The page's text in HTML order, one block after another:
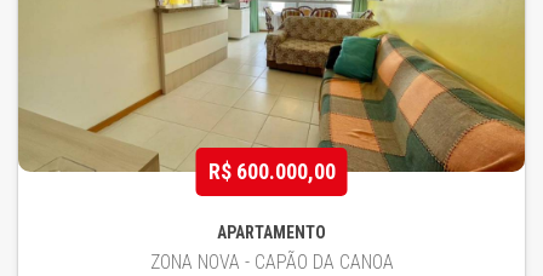
R$ 600.000,00
APARTAMENTO
ZONA NOVA - CAPÃO DA CANOA